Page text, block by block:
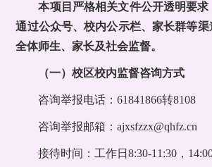
本项目严格相关文件公开透明要
通过公众号、校内公示栏、家长群等
全体师生、家长及社会监督。
（一）校区校内监督咨询方式
咨询举报电话：61841866转8108
咨询举报邮箱：ajxsfzzx@qhfz.cn
接待时间：工作日8:30-11:30，